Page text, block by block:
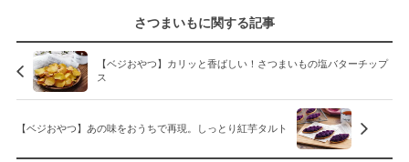
さつまいもに関する記事
【ベジおやつ】カリッと香ばしい！さつまいもの塩バターチップ
ス
【ベジおやつ】あの味をおうちで再現。しっとり紅芋タルト